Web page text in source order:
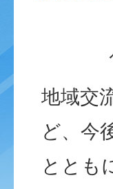
地域交
ど、今
ととも